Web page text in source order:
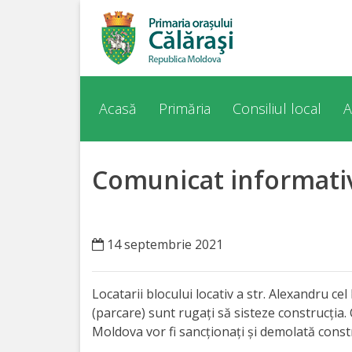
orașul
Călărași
Orașului
Personalități
Regulamente
Acasă Primăria Consiliul local
Comunicat
14 septembrie 2021
Locatarii blocului locativ a str. Alexandru
(parcare) sunt rugați să sisteze
Moldova vor fi sancționați și demolată